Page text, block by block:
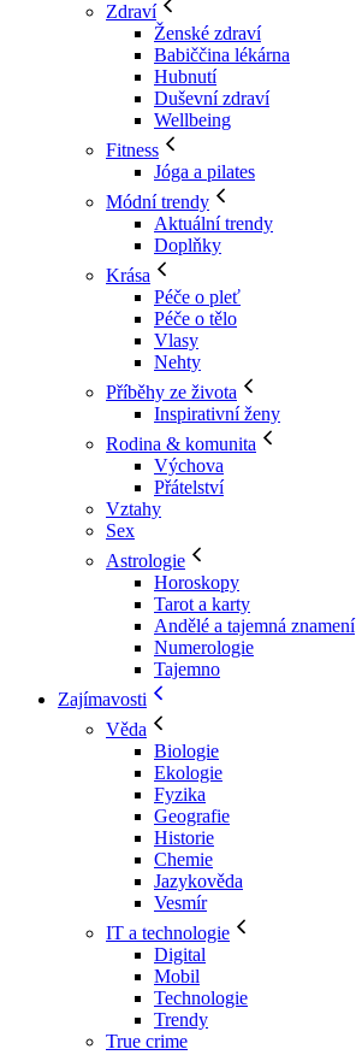
Zdraví
Ženské zdraví
Babiččina lékárna
Hubnutí
Duševní zdraví
Wellbeing
Fitness
Jóga a pilates
Módní trendy
Aktuální trendy
Doplňky
Krása
Péče o pleť
Péče o tělo
Vlasy
Nehty
Příběhy ze života
Inspirativní ženy
Rodina & komunita
Výchova
Přátelství
Vztahy
Sex
Astrologie
Horoskopy
Tarot a karty
Andělé a tajemná znamení
Numerologie
Tajemno
Zajímavosti
Věda
Biologie
Ekologie
Fyzika
Geografie
Historie
Chemie
Jazykověda
Vesmír
IT a technologie
Digital
Mobil
Technologie
Trendy
True crime